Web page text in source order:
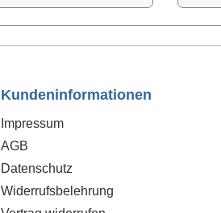
Kundeninformationen
Impressum
AGB
Datenschutz
Widerrufsbelehrung